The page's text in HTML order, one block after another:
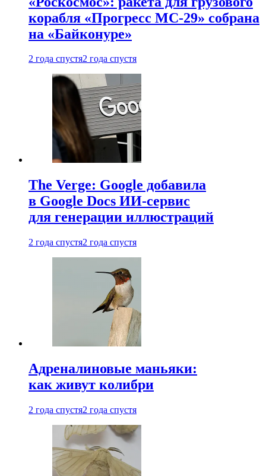
корабля «Прогресс МС-29» собрана
на «Байконуре»
2 года спустя2 года спустя
The Verge: Google добавила
в Google Docs ИИ-сервис
для генерации иллюстраций
2 года спустя2 года спустя
Адреналиновые маньяки:
как живут колибри
2 года спустя2 года спустя